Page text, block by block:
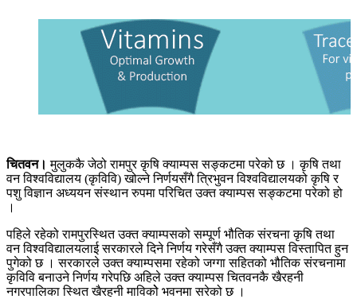
चितवन। मुलुककै जेठो रामपुर कृषि क्याम्पस सङ्कटमा परेको छ । कृषि तथा
वन विश्वविद्यालय (कृविवि) खोल्ने निर्णयसँगै त्रिभुवन विश्वविद्यालयको कृषि र
पशु विज्ञान अध्ययन संस्थान रुपमा परिचित उक्त क्याम्पस सङ्कटमा परेको हो
।
पहिले रहेको रामपुरस्थित उक्त क्याम्पसको सम्पूर्ण भौतिक संरचना कृषि तथा
वन विश्वविद्यालयलाई सरकारले दिने निर्णय गरेसँगै उक्त क्याम्पस विस्तापित हुन
पुगेको छ । सरकारले उक्त क्याम्पसमा रहेको जग्गा सहितको भौतिक संरचनामा
कृविवि बनाउने निर्णय गरेपछि अहिले उक्त क्याम्पस चितवनकै खैरहनी
नगरपालिका स्थित खैरहनी माविकोे भवनमा सरेको छ ।